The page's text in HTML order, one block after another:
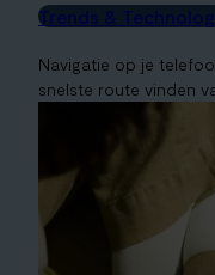
Trends &
Navigatie op je
snelste route vinden